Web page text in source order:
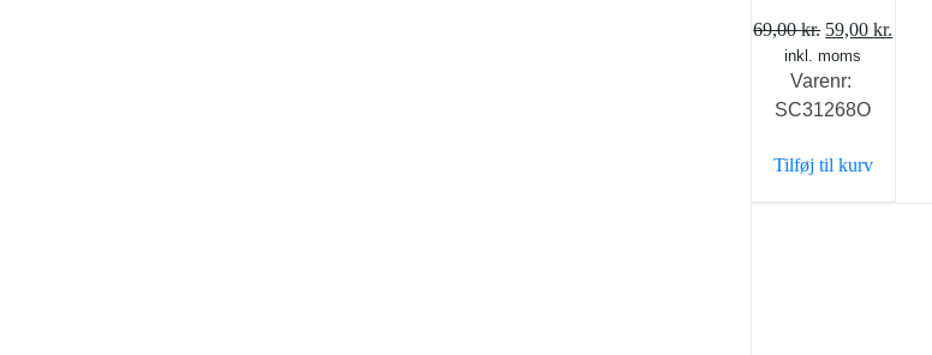
69,00kr. Den
oprindelige
pris
var:
59,00kr.
inkl. moms
Varenr:
SC31268O
Tilføj til kurv